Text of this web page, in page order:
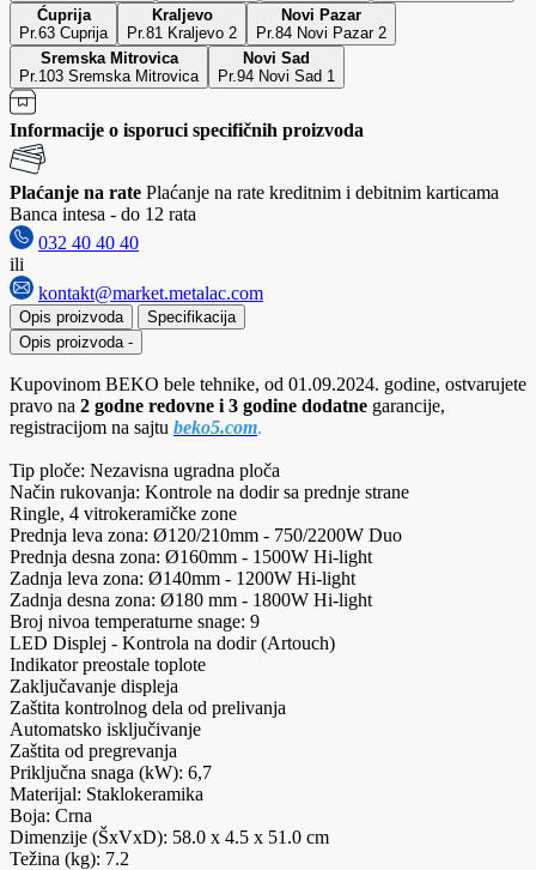
Ćuprija
Pr.63 Cuprija
Kraljevo
Pr.81 Kraljevo 2
Novi Pazar
Pr.84 Novi Pazar 2
Sremska Mitrovica
Pr.103 Sremska Mitrovica
Novi Sad
Pr.94 Novi Sad 1
Informacije o isporuci specifičnih proizvoda
Plaćanje na rate Plaćanje na rate kreditnim i debitnim karticama
Banca intesa - do 12 rata
032 40 40 40
ili
kontakt@market.metalac.com
Opis proizvoda
Specifikacija
Opis proizvoda -
Kupovinom BEKO bele tehnike, od 01.09.2024. godine, ostvarujete
pravo na 2 godne redovne i 3 godine dodatne garancije,
registracijom na sajtu beko5.com.
Tip ploče: Nezavisna ugradna ploča
Način rukovanja: Kontrole na dodir sa prednje strane
Ringle, 4 vitrokeramičke zone
Prednja leva zona: Ø120/210mm - 750/2200W Duo
Prednja desna zona: Ø160mm - 1500W Hi-light
Zadnja leva zona: Ø140mm - 1200W Hi-light
Zadnja desna zona: Ø180 mm - 1800W Hi-light
Broj nivoa temperaturne snage: 9
LED Displej - Kontrola na dodir (Artouch)
Indikator preostale toplote
Zaključavanje displeja
Zaštita kontrolnog dela od prelivanja
Automatsko isključivanje
Zaštita od pregrevanja
Priključna snaga (kW): 6,7
Materijal: Staklokeramika
Boja: Crna
Dimenzije (ŠxVxD): 58.0 x 4.5 x 51.0 cm
Težina (kg): 7.2